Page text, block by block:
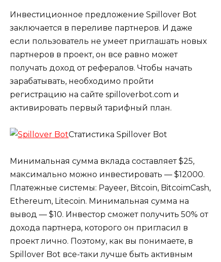
Инвестиционное предложение Spillover Bot
заключается в переливе партнеров. И даже
если пользователь не умеет приглашать новых
партнеров в проект, он все равно может
получать доход от рефералов. Чтобы начать
зарабатывать, необходимо пройти
регистрацию на сайте spilloverbot.com и
активировать первый тарифный план.
Статистика Spillover Bot
Минимальная сумма вклада составляет $25,
максимально можно инвестировать — $12000.
Платежные системы: Payeer, Bitcoin, BitcoimCash,
Ethereum, Litecoin. Минимальная сумма на
вывод — $10. Инвестор сможет получить 50% от
дохода партнера, которого он пригласил в
проект лично. Поэтому, как вы понимаете, в
Spillover Bot все-таки лучше быть активным